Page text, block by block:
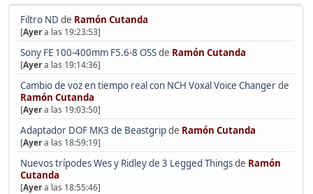
Filtro ND de Ramón Cutanda
[Ayera las 19:23:53]
Sony FE 100-400mm F5.6-8 OSSde Ramón Cutanda
[Ayera las 19:14:36]
Cambio de voz en tiempo real con NCH Voxal Voice Changerde
Ramón Cutanda
[Ayera las 19:03:50]
Adaptador DOF MK3 de Beastgripde Ramón Cutanda
[Ayera las 18:59:19]
Nuevos trípodes Wes y Ridley de 3 Legged Thingsde Ramón
Cutanda
[Ayera las 18:55:46]